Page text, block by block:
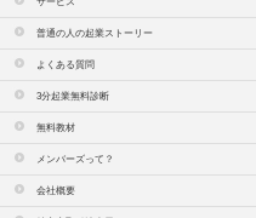
普通の人の起業ストーリー
よくある質問
3分起業無料診断
無料教材
メンバーズって？
会社概要